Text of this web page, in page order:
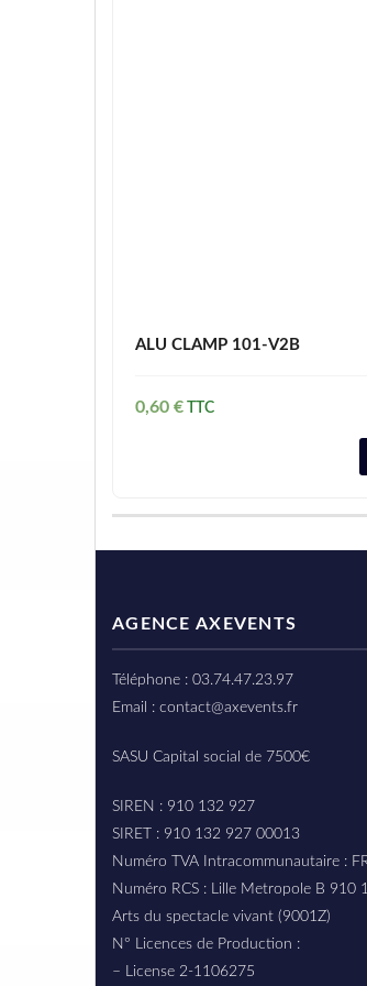
ALU CLAMP 101-V2B
0,60 €
AGENCE AXEVENTS
Téléphone : 03.74.47.23.97
Email : contact@axevents.fr
SASU Capital social de 7500€
SIREN : 910 132 927
SIRET : 910 132 927 00013
Numéro TVA Intracommunautaire :
Numéro RCS : Lille Metropole B 910
Arts du spectacle vivant (9001Z)
N° Licences de Production :
– License 2-1106275